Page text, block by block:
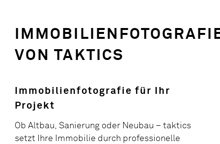
VON TAKTICS
Immobilienfotografie für Ihr
Projekt
Ob Altbau, Sanierung oder Neubau – taktics
setzt Ihre Immobilie durch professionelle